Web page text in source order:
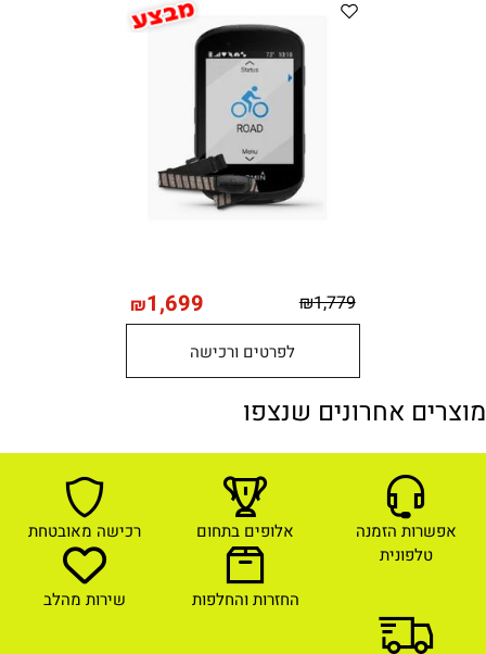
₪1,779
₪1,699
לפרטים ורכישה
מוצרים אחרונים שנצפו
אפשרות הזמנה
טלפונית
אלופים בתחום רכישה מאובטחת
החזרות והחלפות שירות מהלב